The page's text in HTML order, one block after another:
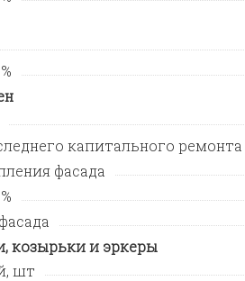
капитального ремонта
фасада
козырьки и эркеры
шт